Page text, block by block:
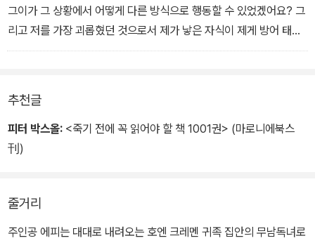
말했다.
그이가 그 상황에서 어떻게 다른 방식으로 행동할 수 있었겠어요? 그
리고 저를 가장 괴롭혔던 것으로서 제가 낳은 자식이 제게 방어 태세
를 취하도록 교육시켰던 그이의 처사도 옳았어요. 그게 너무나도 가
은 내 진심을 전해주면 그에게 위로가 될 것이고 용기를 북돋워줄 것
이며 어쩌면 모든 것에 대해 다 좋게 생각하게 될 거예요. 왜냐하면 그
이는 천성으로 선량한 면을 많이 갖고 있으며 사랑을 지니지 않는 사
추천글
피터 박스올: <죽기 전에 꼭 읽어야 할 책 1001권> (마로니에북스
刊)
줄거리
주인공 에피는 대대로 내려오는 호엔 크레멘 귀족 집안의 무남독녀로